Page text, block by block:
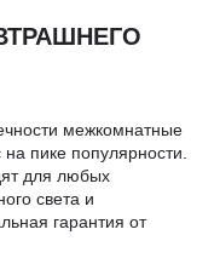
межкомнатные
пике популярности.
для любых
света и
гарантия от